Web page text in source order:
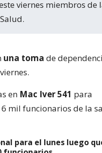
una toma de
en Mac Iver 541 para
mil funcionarios de la
para el lunes luego